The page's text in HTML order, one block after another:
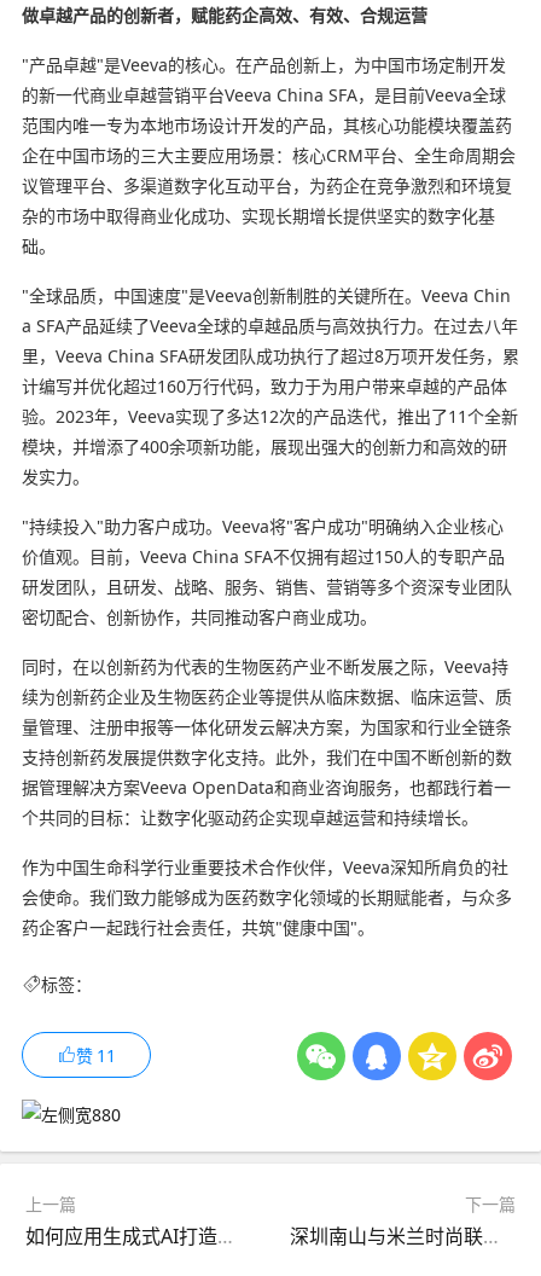
做卓越产品的创新者，赋能药企高效、有效、合规运营
"产品卓越"是Veeva的核心。在产品创新上，为中国市场定制开发
的新一代商业卓越营销平台Veeva China SFA，是目前Veeva全球
范围内唯一专为本地市场设计开发的产品，其核心功能模块覆盖药
企在中国市场的三大主要应用场景：核心CRM平台、全生命周期会
议管理平台、多渠道数字化互动平台，为药企在竞争激烈和环境复
杂的市场中取得商业化成功、实现长期增长提供坚实的数字化基
础。
"全球品质，中国速度"是Veeva创新制胜的关键所在。Veeva Chin
a SFA产品延续了Veeva全球的卓越品质与高效执行力。在过去八年
里，Veeva China SFA研发团队成功执行了超过8万项开发任务，累
计编写并优化超过160万行代码，致力于为用户带来卓越的产品体
验。2023年，Veeva实现了多达12次的产品迭代，推出了11个全新
模块，并增添了400余项新功能，展现出强大的创新力和高效的研
发实力。
"持续投入"助力客户成功。Veeva将"客户成功"明确纳入企业核心
价值观。目前，Veeva China SFA不仅拥有超过150人的专职产品
研发团队，且研发、战略、服务、销售、营销等多个资深专业团队
密切配合、创新协作，共同推动客户商业成功。
同时，在以创新药为代表的生物医药产业不断发展之际，Veeva持
续为创新药企业及生物医药企业等提供从临床数据、临床运营、质
量管理、注册申报等一体化研发云解决方案，为国家和行业全链条
支持创新药发展提供数字化支持。此外，我们在中国不断创新的数
据管理解决方案Veeva OpenData和商业咨询服务，也都践行着一
个共同的目标：让数字化驱动药企实现卓越运营和持续增长。
作为中国生命科学行业重要技术合作伙伴，Veeva深知所肩负的社
会使命。我们致力能够成为医药数字化领域的长期赋能者，与众多
药企客户一起践行社会责任，共筑"健康中国"。
标签：
赞 11
上一篇
如何应用生成式AI打造制造业增长新引擎
下一篇
深圳南山与米兰时尚联动 买手经济未来可期